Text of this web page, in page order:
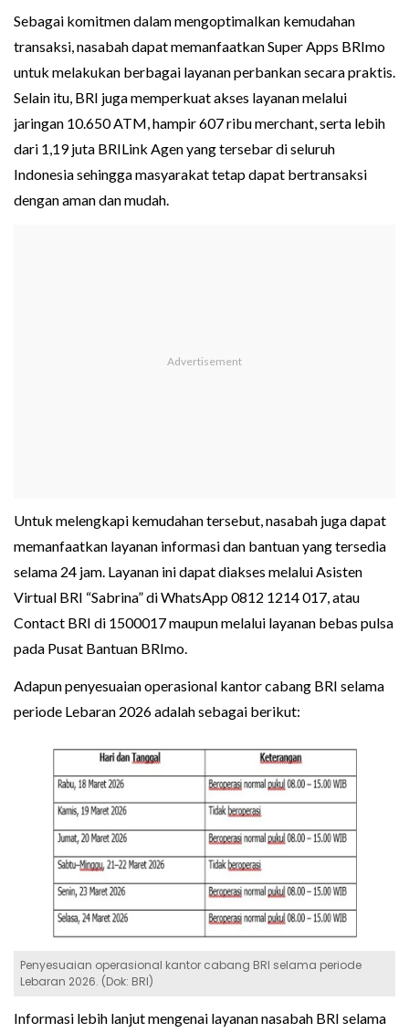
Sebagai komitmen dalam mengoptimalkan kemudahan
transaksi, nasabah dapat memanfaatkan Super Apps BRImo
untuk melakukan berbagai layanan perbankan secara praktis.
Selain itu, BRI juga memperkuat akses layanan melalui
jaringan 10.650 ATM, hampir 607 ribu merchant, serta lebih
dari 1,19 juta BRILink Agen yang tersebar di seluruh
Indonesia sehingga masyarakat tetap dapat bertransaksi
dengan aman dan mudah.
Untuk melengkapi kemudahan tersebut, nasabah juga dapat
memanfaatkan layanan informasi dan bantuan yang tersedia
selama 24 jam. Layanan ini dapat diakses melalui Asisten
Virtual BRI “Sabrina” di WhatsApp 0812 1214 017, atau
Contact BRI di 1500017 maupun melalui layanan bebas pulsa
pada Pusat Bantuan BRImo.
Adapun penyesuaian operasional kantor cabang BRI selama
periode Lebaran 2026 adalah sebagai berikut:
Penyesuaian operasional kantor cabang BRI selama periode
Lebaran 2026. (Dok: BRI)
Informasi lebih lanjut mengenai layanan nasabah BRI selama